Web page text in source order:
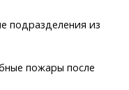
подразделения из
пожары после